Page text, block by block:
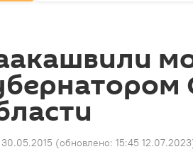
30.05.2015 (обновлено: 15:45 12.07.2023